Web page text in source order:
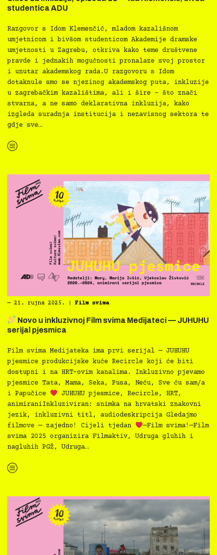
studentica ADU
Razgovor s Idom Klemenčić, mladom kazališnom
umjetnicom i bivšom studenticom Akademije dramske
umjetnosti u Zagrebu, otkriva kako teme društvene
pravde i jednakih mogućnosti pronalaze svoj prostor
i unutar akademskog rada.U razgovoru s Idom
dotaknule smo se njezinog akademskog puta, inkluzije
u zagrebačkim kazalištima, ali i šire – što znači
stvarna, a ne samo deklarativna inkluzija, kako
izgleda suradnja institucija i nezavisnog sektora te
gdje sve…
“Skice za inkluziju, epizoda 11 — Ida Klemenčić, bivša studentica ADU”
― 21. rujna 2025. Film svima
Novo u inkluzivnoj Film svima Medijateci — JUHUHU
serijal pjesmica
Film svima Medijateka ima prvi serijal — JUHUHU
pjesmice produkcijske kuće Recircle koji će biti
dostupni i na HRT-ovim kanalima. Inkluzivno pjevamo
pjesmice Tata, Mama, Seka, Pusa, Neću, Sve ću sam/a
i Papučice
JUHUHU pjesmice, Recircle, HRT,
animiraniInkluziviran: snimka na hrvatski znakovni
jezik, inkluzivni titl, audiodeskripcija Gledajmo
filmove — zajedno! Cijeli tjedan
—Film svima!—Film
svima 2025 organizira Filmaktiv, Udruga gluhih i
nagluhih PGŽ, Udruga…
“